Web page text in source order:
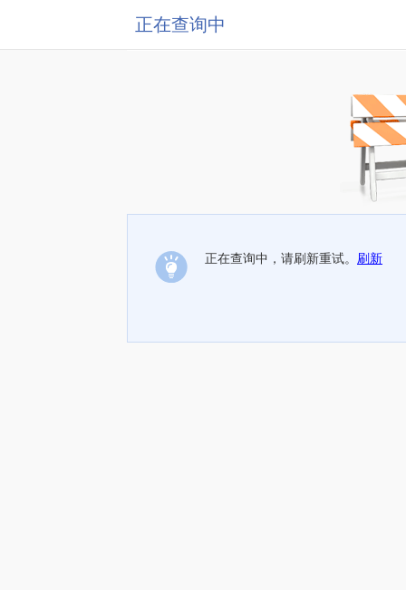
正在查询中
正在查询中，请刷新重试。 刷新